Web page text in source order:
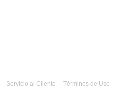
Servicio al Cliente Términos de Uso